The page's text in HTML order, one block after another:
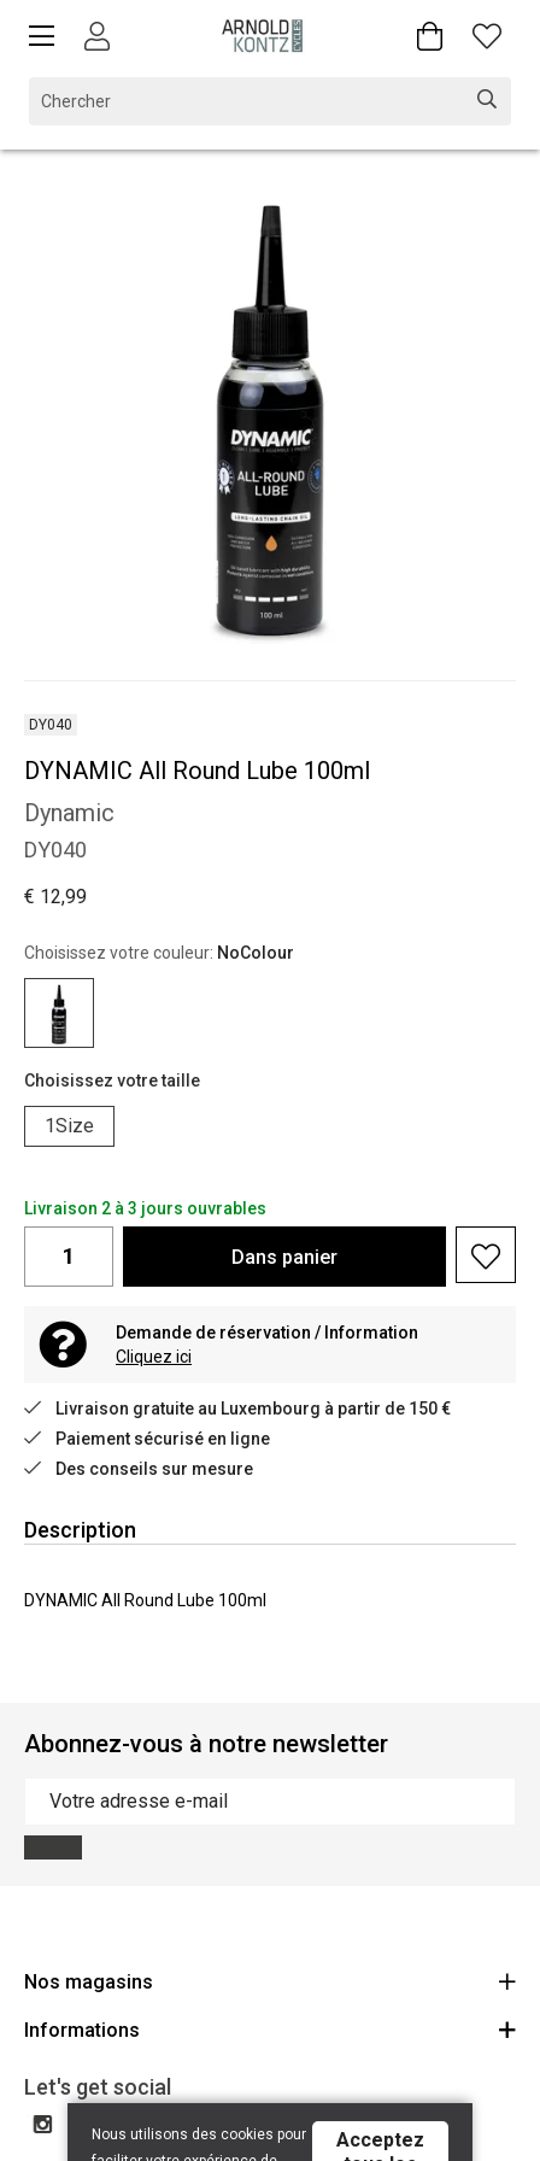
DY040
DYNAMIC All Round Lube 100ml
Dynamic
DY040
€ 12,99
Choisissez votre couleur: NoColour
Choisissez votre taille
1Size
Livraison 2 à 3 jours ouvrables
Dans panier
Demande de réservation / Information
Cliquez ici
Livraison gratuite au Luxembourg à partir de 150 €
Paiement sécurisé en ligne
Des conseils sur mesure
Description
DYNAMIC All Round Lube 100ml
Abonnez-vous à notre newsletter
Nos magasins
Cycles Arnold Kontz Gare / Bonnevoie
+352 40 96 74 214 / +352 40 96 74 215
Informations
Conditions générales
Avertissement
Politique de confidentialité
Let's get social
Nous utilisons des cookies pour
Acceptez